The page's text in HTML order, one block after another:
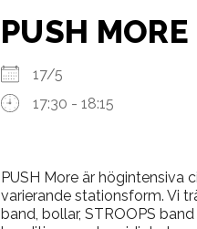
PUSH MORE
17/5
17:30 - 18:15
PUSH More är högintensiva
varierande stationsform. Vi
band, bollar, STROOPS